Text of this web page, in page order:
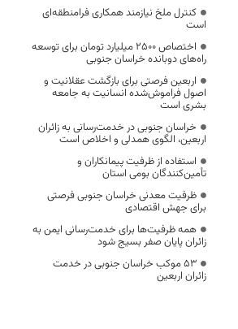
کنترل ملخ نیازمند همکاری فرامنطقه‌ای
است
اختصاص 2500 میلیارد تومان برای توسعه
راه‌های دوبانده خراسان جنوبی
اربعین فرصتی برای بازگشت عقلانیت و
اصول فراموش‌شده انسانیت به جامعه
بشری است
خراسان جنوبی در خدمت‌رسانی به زائران
اربعین، الگوی همدلی و اخلاص است
استفاده از ظرفیت پیمانکاران و
تأمین‌کنندگان بومی استان
ظرفیت معدنی خراسان جنوبی فرصتی
برای جهش اقتصادی
همه ظرفیت‌ها برای خدمت‌رسانی ایمن به
زائران پایان صفر بسیج شود
53 موکب خراسان جنوبی در خدمت
زائران اربعین